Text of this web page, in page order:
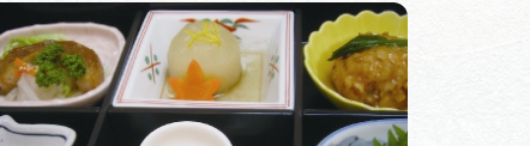
広告掲載 サイトポリシー